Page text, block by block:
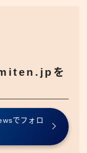
を
でフォロ